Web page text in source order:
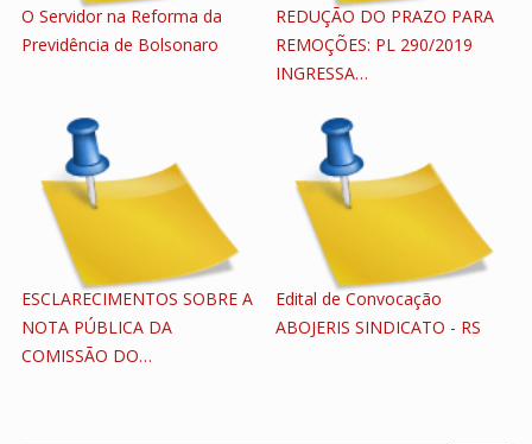
O Servidor na Reforma da
Previdência de Bolsonaro
REDUÇÃO DO PRAZO PARA
REMOÇÕES: PL 290/2019
INGRESSA…
ESCLARECIMENTOS SOBRE A
NOTA PÚBLICA DA
COMISSÃO DO…
Edital de Convocação
ABOJERIS SINDICATO - RS